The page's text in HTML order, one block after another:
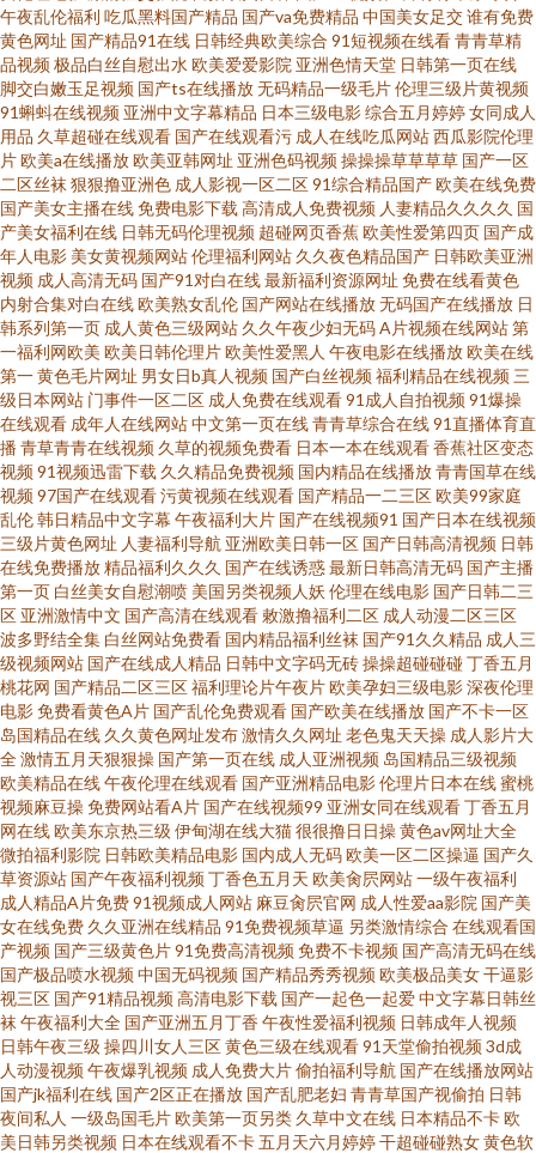
超碰97综合在线观看 免费播放黄色视频 午夜激情影院 69欧美在线 A级一级
日韩 韩国乳交一区二区 日本女同护士 91午夜成人无码电影 国产精品国产 欧
美日韩肏屄视频 亚洲性爱AV午夜 五月天wwwav 91传媒免费网站 成人午夜福
利电影av 97永久影院 影音先锋啪啪av资源 岛国av影院 欧美精品大茄子 一本
97视频 97人妻超级碰国产 岛国AV小电影 91九色蝌蚪网站 大香蕉婷婷五月天
人妻中文91 18禁又潮又湿又黄 成人爱爱tv 免费97网站国产 五月天激情婷婷
91永久免费视频 成人视频ab 日本在线有码 亚洲天堂丝袜五月婷婷 超碰伊人
一本道 免费阿v片在线看 天天综合天天爽天天 99爱福利导航 激情都市综合无
码AV 三级精品视频在线观看 51在线免费视频 丁香婷婷色色 日本成人A∨电影
在线观看日本成人网址 AV资源站点 美女av高清精品 婷婷五月天堂 97爱综合
干 丁香五月天啪啪啪 日韩理论在线观看 中日韩欧美综合黄色 岛国免费黄色
美女少妇AV叼嘿 婷婷五月丁香综合亚洲 91成人快看视频 欧美女同69 怡红院
影视传媒 www欧美日韩成人黄 日韩欧美大a片 最新三级黄色网址 国产欧美黑
人丰满 色综合中文网人与兽 91第一福利导航国产 超碰老师91资源总站 日本
免费www 91tv在线视频 丁香婷婷五月花 欧美性爱国内 中文一线二线视频 福
利A片一级 日韩黑丝av 影音先锋亚洲色 国产视频第三页 无码超爽绯色 97久
久免费 久久6久久5 微拍福利欧美 91热在线视频 成人影视午夜 欧美精品喷潮
亚州色图美腿丝袜 超碰导航日韩 免费日韩黄色网址 香蕉久久av综合网 夜射
猫精品导航 AV激情久久 黄色小视倾无打码 丝袜恋网址大全 91豆花永久入口
午夜乱伦福利 吃瓜黑料国产精品 国产va免费精品 中国美女足交谁有免费
黄色网址 国产精品91在线 日韩经典欧美综合 91短视频在线看青青草精
品视频极品白丝自慰出水 欧美爱爱影院 亚洲色情天堂 日韩第一页在线
脚交白嫩玉足视频 国产ts在线播放无码精品一级毛片伦理三级片黄视频
91蝌蚪在线视频 亚洲中文字幕精品 日本三级电影综合五月婷婷女同成人
用品 久草超碰在线观看 国产在线观看污 成人在线吃瓜网站西瓜影院伦理
片欧美a在线播放欧美亚韩网址 亚洲色码视频操操操草草草草 国产一区
二区丝袜 狠狠撸亚洲色 成人影视一区二区91综合精品国产欧美在线免费
国产美女主播在线免费电影下载 高清成人免费视频 人妻精品久久久久 国
产美女福利在线 日韩无码伦理视频 超碰网页香蕉欧美性爱第四页 国产成
年人电影 美女黄视频网站伦理福利网站 久久夜色精品国产 日韩欧美亚洲
视频 成人高清无码 国产91对白在线最新福利资源网址 免费在线看黄色
内射合集对白在线欧美熟女乱伦 国产网站在线播放无码国产在线播放 日
韩系列第一页 成人黄色三级网站 久久午夜少妇无码A片视频在线网站第
一福利网欧美 欧美日韩伦理片欧美性爱黑人 午夜电影在线播放欧美在线
第一黄色毛片网址 男女日b真人视频 国产白丝视频福利精品在线视频 三
级日本网站 门事件一区二区 成人免费在线观看91成人自拍视频91爆操
在线观看 成年人在线网站中文第一页在线青青草综合在线91直播体育直
播青草青青在线视频 久草的视频免费看 日本一本在线观看香蕉社区变态
视频91视频迅雷下载 久久精品免费视频 国内精品在线播放青青国草在线
视频97国产在线观看污黄视频在线观看 国产精品一二三区欧美99家庭
乱伦韩日精品中文字幕 午夜福利大片 国产在线视频91 国产日本在线视频
三级片黄色网址 人妻福利导航 亚洲欧美日韩一区 国产日韩高清视频 日韩
在线免费播放精品福利久久久 国产在线诱惑最新日韩高清无码 国产主播
第一页 白丝美女自慰潮喷 美国另类视频人妖 伦理在线电影 国产日韩二三
区 亚洲激情中文 国产高清在线观看 敕激撸福利二区 成人动漫二区三区
波多野结全集 白丝网站免费看 国内精品福利丝袜 国产91久久精品 成人三
级视频网站 国产在线成人精品 日韩中文字码无砖操操超碰碰碰丁香五月
桃花网 国产精品二区三区福利理论片午夜片欧美孕妇三级电影深夜伦理
电影免费看黄色A片 国产乱伦免费观看 国产欧美在线播放 国产不卡一区
岛国精品在线 久久黄色网址发布激情久久网址 老色鬼天天操 成人影片大
全激情五月天狠狠操 国产第一页在线 成人亚洲视频 岛国精品三级视频
欧美精品在线午夜伦理在线观看 国产亚洲精品电影伦理片日本在线蜜桃
视频麻豆操免费网站看A片 国产在线视频99 亚洲女同在线观看丁香五月
网在线欧美东京热三级 伊甸湖在线大猫很很撸日日操黄色av网址大全
微拍福利影院 日韩欧美精品电影 国内成人无码欧美一区二区操逼 国产久
草资源站 国产午夜福利视频丁香色五月天 欧美肏屄网站一级午夜福利
成人精品A片免费91视频成人网站 麻豆肏屄官网 成人性爱aa影院 国产美
女在线免费 久久亚洲在线精品 91免费视频草逼 另类激情综合 在线观看国
产视频 国产三级黄色片91免费高清视频免费不卡视频 国产高清无码在线
国产极品喷水视频中国无码视频 国产精品秀秀视频欧美极品美女干逼影
视三区 国产91精品视频高清电影下载 国产一起色一起爱中文字幕日韩丝
袜 午夜福利大全 国产亚洲五月丁香午夜性爱福利视频 日韩成年人视频
日韩午夜三级 操四川女人三区黄色三级在线观看91天堂偷拍视频3d成
人动漫视频午夜爆乳视频 成人免费大片偷拍福利导航 国产在线播放网站
国产jk福利在线 国产2区正在播放 国产乱肥老妇 青青草国产视偷拍 日韩
夜间私人 一级岛国毛片欧美第一页另类 久草中文在线 日本精品不卡欧
美日韩另类视频 日本在线观看不卡五月天六月婷婷干超碰碰熟女黄色软